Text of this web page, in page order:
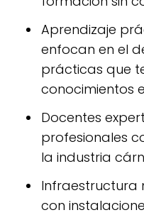
Aprendizaje
enfocan en el
prácticas que
conocimientos
Docentes
profesionales
la industria
Infraestructura
con